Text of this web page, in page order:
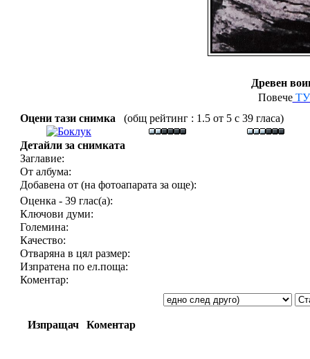
Древен
Повече
Оцени тази снимка
(общ рейтинг : 1.5 от 5 с 39 гласа)
Детайли за снимката
Заглавие:
От албума:
Добавена от (на фотоапарата за още):
Оценка - 39 глас(а):
Ключови думи:
Големина:
Качество:
Отваряна в цял размер:
Изпратена по ел.поща:
Коментар:
Изпращач Коментар